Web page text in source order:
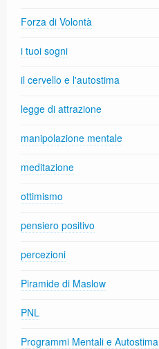
Forza di Volontà
i tuoi sogni
il cervello e l'autostima
legge di attrazione
manipolazione mentale
meditazione
ottimismo
pensiero positivo
percezioni
Piramide di Maslow
PNL
Programmi Mentali e Autostima